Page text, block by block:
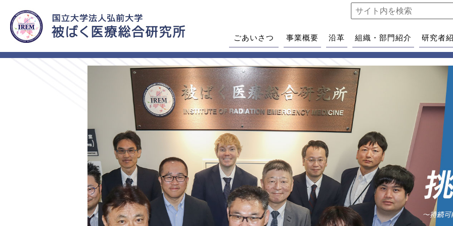
ごあいさつ 事業概要 沿革 組織・部門紹介 研究者